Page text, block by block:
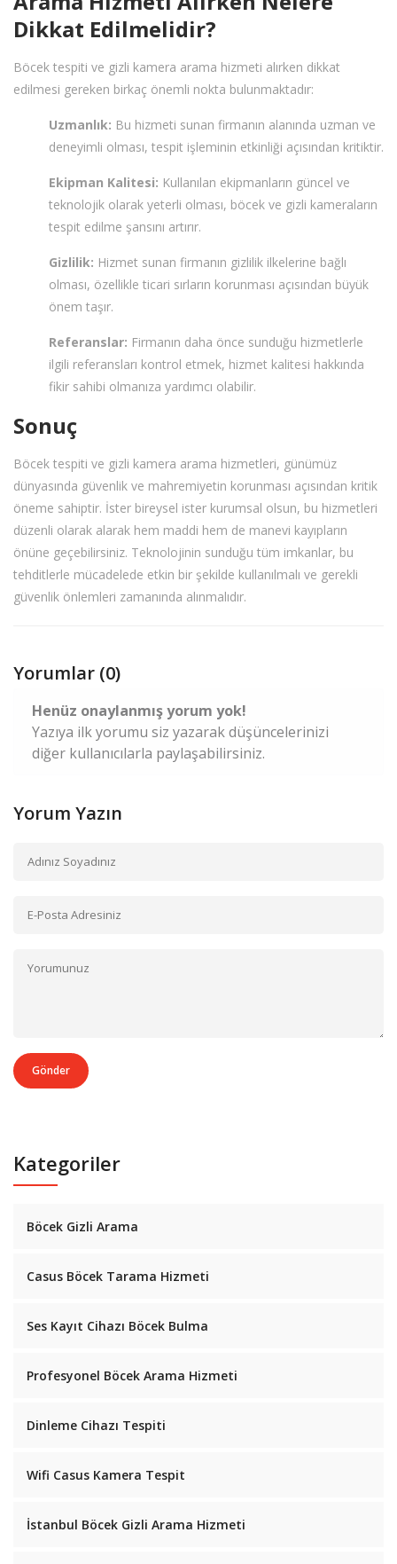
Dikkat Edilmelidir?
Böcek tespiti ve gizli kamera arama hizmeti alırken dikkat
edilmesi gereken birkaç önemli nokta bulunmaktadır:
Uzmanlık: Bu hizmeti sunan firmanın alanında uzman ve
deneyimli olması, tespit işleminin etkinliği açısından kritiktir.
Ekipman Kalitesi: Kullanılan ekipmanların güncel ve
teknolojik olarak yeterli olması, böcek ve gizli kameraların
tespit edilme şansını artırır.
Gizlilik: Hizmet sunan firmanın gizlilik ilkelerine bağlı
olması, özellikle ticari sırların korunması açısından büyük
önem taşır.
Referanslar: Firmanın daha önce sunduğu hizmetlerle
ilgili referansları kontrol etmek, hizmet kalitesi hakkında
fikir sahibi olmanıza yardımcı olabilir.
Sonuç
Böcek tespiti ve gizli kamera arama hizmetleri, günümüz
dünyasında güvenlik ve mahremiyetin korunması açısından kritik
öneme sahiptir. İster bireysel ister kurumsal olsun, bu hizmetleri
düzenli olarak alarak hem maddi hem de manevi kayıpların
önüne geçebilirsiniz. Teknolojinin sunduğu tüm imkanlar, bu
tehditlerle mücadelede etkin bir şekilde kullanılmalı ve gerekli
güvenlik önlemleri zamanında alınmalıdır.
Yorumlar (0)
Henüz onaylanmış yorum yok!
Yazıya ilk yorumu siz yazarak düşüncelerinizi
diğer kullanıcılarla paylaşabilirsiniz.
Yorum Yazın
Gönder
Kategoriler
Böcek Gizli Arama
Casus Böcek Tarama Hizmeti
Ses Kayıt Cihazı Böcek Bulma
Profesyonel Böcek Arama Hizmeti
Dinleme Cihazı Tespiti
Wifi Casus Kamera Tespit
İstanbul Böcek Gizli Arama Hizmeti